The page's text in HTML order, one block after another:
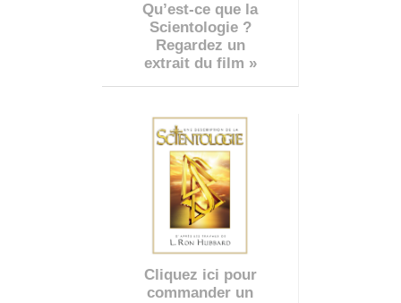
Qu’est-ce que la
Scientologie ?
Regardez un
extrait du film »
Cliquez ici pour
commander un